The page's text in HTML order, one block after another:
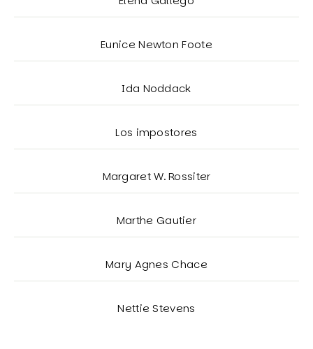
Eunice Newton Foote
Ida Noddack
Los impostores
Margaret W. Rossiter
Marthe Gautier
Mary Agnes Chace
Nettie Stevens